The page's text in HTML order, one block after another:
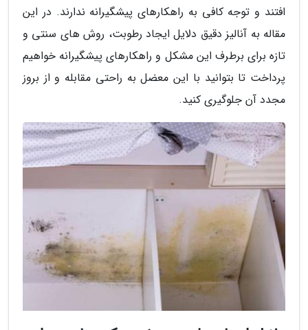
افتند و توجه کافی به راهکارهای پیشگیرانه ندارند. در این
مقاله به آنالیز دقیق دلایل ایجاد رطوبت، روش های سنتی و
تازه برای برطرف این مشکل و راهکارهای پیشگیرانه خواهیم
پرداخت تا بتوانید با این معضل به راحتی مقابله و از بروز
مجدد آن جلوگیری کنید.